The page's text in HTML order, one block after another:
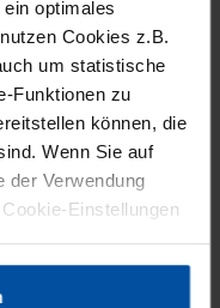
optimales
Cookies z.B.
um statistische
Funktionen zu
können, die
Wenn Sie auf
der Verwendung
Einstellungen